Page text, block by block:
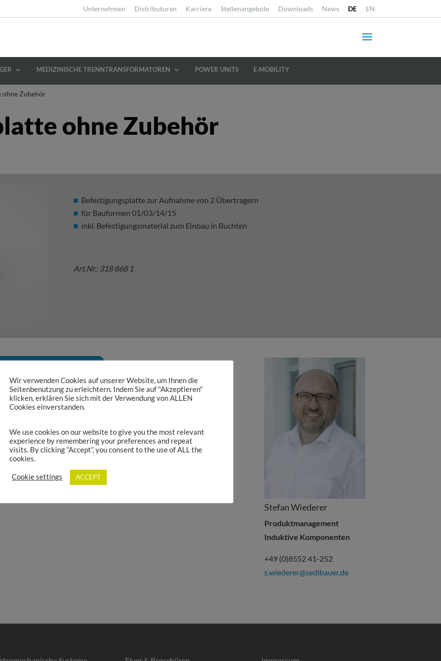
Unternehmen Distributoren Karriere Stellenangebote Downloads News DE EN
MEDIZINISCHE TRENNTRANSFORMATOREN POWER UNITS E‐MOBILITY
ohne Zubehör
ohne Zubehör
Befestigungsplatte zur Aufnahme von 2 Übertragern
für Bauformen 01/03/14/15
inkl. Befestigungsmaterial zum Einbau in Buchten
Art.Nr.: 318 868 1
Stefan Wiederer
Produktmanagement
Induktive Komponenten
+49 (0)8552 41-252
s.wiederer@sedlbauer.de
Wir verwenden Cookies auf unserer Website, um Ihnen die
Seitenbenutzung zu erleichtern. Indem Sie auf "Akzeptieren"
klicken, erklären Sie sich mit der Verwendung von ALLEN
Cookies einverstanden.
We use cookies on our website to give you the most relevant
experience by remembering your preferences and repeat
visits. By clicking “Accept”, you consent to the use of ALL the
cookies.
Cookie settings ACCEPT